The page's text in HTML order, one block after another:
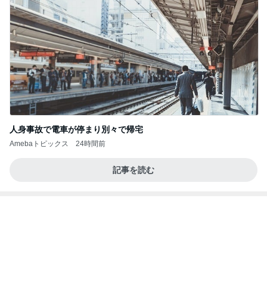
人身事故で電車が停まり別々で帰宅
Amebaトピックス 24時間前
記事を読む